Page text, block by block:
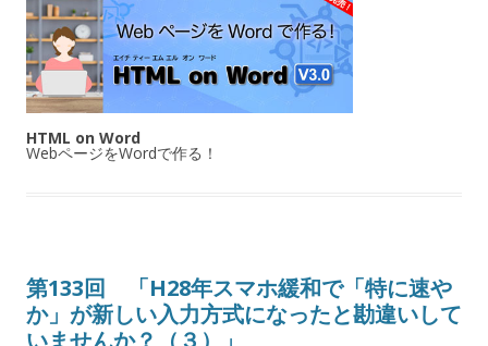
HTML on Word
WebページをWordで作る！
第133回 「H28年スマホ緩和で「特に速や
か」が新しい入力方式になったと勘違いして
いませんか？（３）」